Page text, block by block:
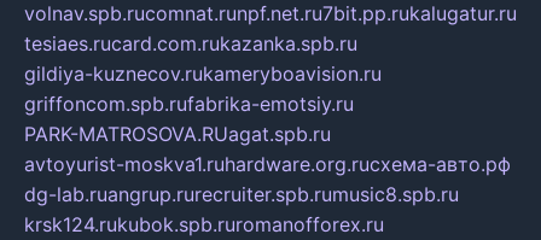
volnav.spb.rucomnat.runpf.net.ru7bit.pp.rukalugatur.ru
tesiaes.rucard.com.rukazanka.spb.ru
gildiya-kuznecov.rukameryboavision.ru
griffoncom.spb.rufabrika-emotsiy.ru
PARK-MATROSOVA.RUagat.spb.ru
avtoyurist-moskva1.ruhardware.org.ruсхема-авто.рф
dg-lab.ruangrup.rurecruiter.spb.rumusic8.spb.ru
krsk124.rukubok.spb.ruromanofforex.ru